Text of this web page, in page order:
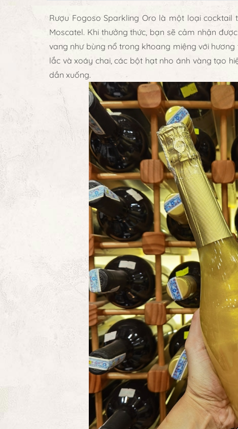
Rượu Fogoso Sparkling Oro là một loại
Moscatel. Khi thưởng thức, bạn sẽ cảm nhận
vang như bùng nổ trong khoang miệng với
lắc và xoáy chai, các bột hạt nho ánh vàng tạo
dần xuống.